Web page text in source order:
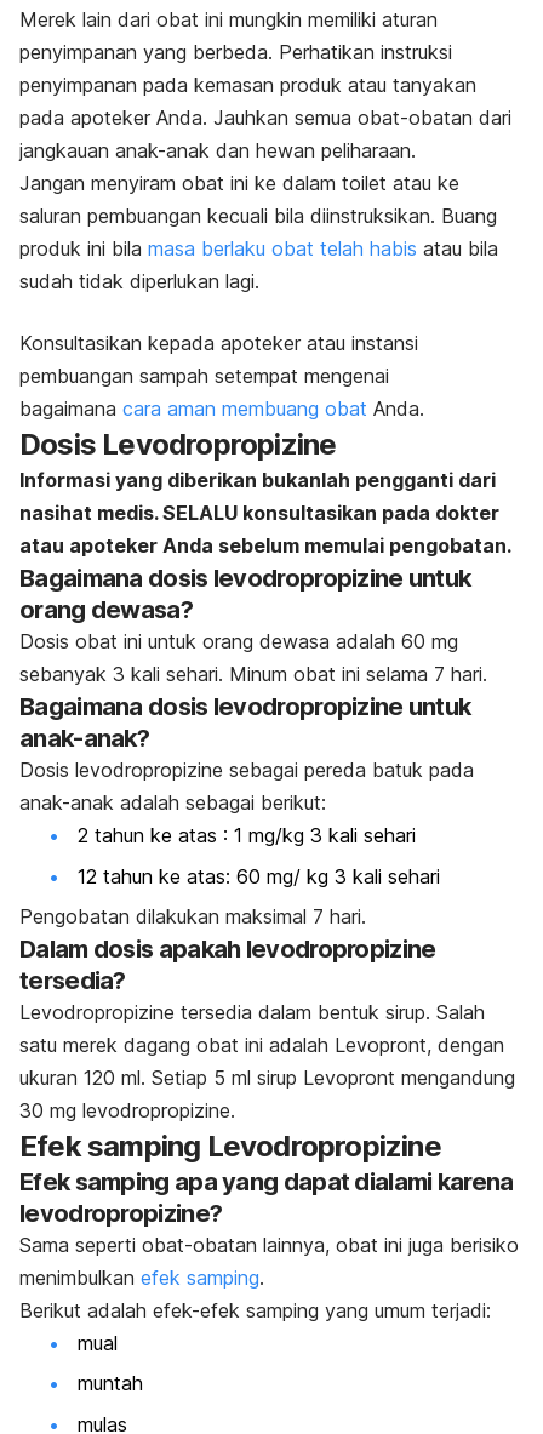
Merek lain dari obat ini mungkin memiliki aturan
penyimpanan yang berbeda. Perhatikan instruksi
penyimpanan pada kemasan produk atau tanyakan
pada apoteker Anda. Jauhkan semua obat-obatan dari
jangkauan anak-anak dan hewan peliharaan.
Jangan menyiram obat ini ke dalam toilet atau ke
saluran pembuangan kecuali bila diinstruksikan. Buang
produk ini bila masa berlaku obat telah habis atau bila
sudah tidak diperlukan lagi.
Konsultasikan kepada apoteker atau instansi
pembuangan sampah setempat mengenai
bagaimana cara aman membuang obat Anda.
Dosis Levodropropizine
Informasi yang diberikan bukanlah pengganti dari
nasihat medis. SELALU konsultasikan pada dokter
atau apoteker Anda sebelum memulai pengobatan.
Bagaimana dosis levodropropizine untuk
orang dewasa?
Dosis obat ini untuk orang dewasa adalah 60 mg
sebanyak 3 kali sehari. Minum obat ini selama 7 hari.
Bagaimana dosis levodropropizine untuk
anak-anak?
Dosis levodropropizine sebagai pereda batuk pada
anak-anak adalah sebagai berikut:
2 tahun ke atas : 1 mg/kg 3 kali sehari
12 tahun ke atas: 60 mg/ kg 3 kali sehari
Pengobatan dilakukan maksimal 7 hari.
Dalam dosis apakah levodropropizine
tersedia?
Levodropropizine tersedia dalam bentuk sirup. Salah
satu merek dagang obat ini adalah Levopront, dengan
ukuran 120 ml. Setiap 5 ml sirup Levopront mengandung
30 mg levodropropizine.
Efek samping Levodropropizine
Efek samping apa yang dapat dialami karena
levodropropizine?
Sama seperti obat-obatan lainnya, obat ini juga berisiko
menimbulkan efek samping.
Berikut adalah efek-efek samping yang umum terjadi:
mual
muntah
mulas